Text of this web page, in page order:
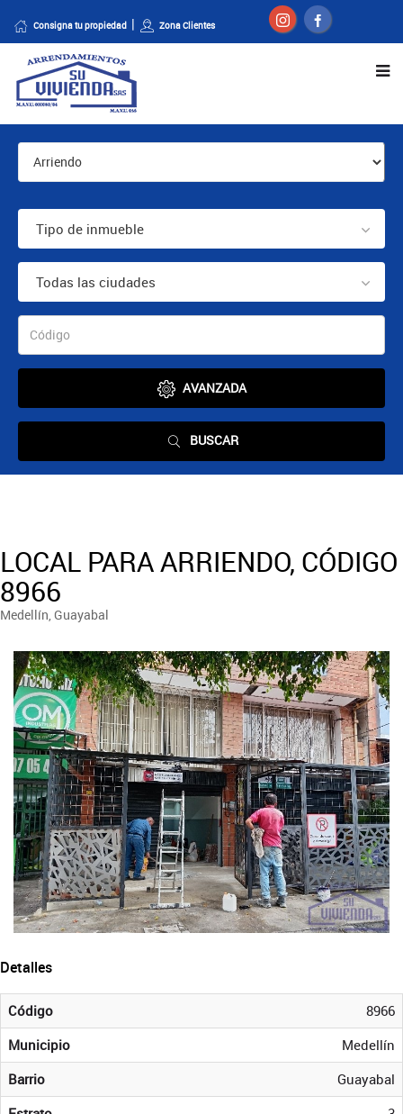
Consigna tu propiedad Zona Clientes
Tipo de inmueble
Todas las ciudades
AVANZADA
BUSCAR
LOCAL PARA ARRIENDO, CÓDIGO
8966
Medellín, Guayabal
Detalles
Código
8966
Municipio
Medellín
Barrio
Guayabal